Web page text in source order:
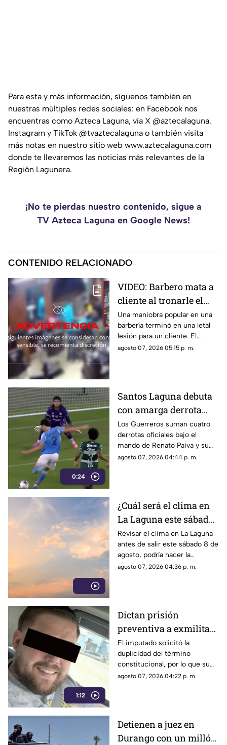
Para esta y más información, síguenos también en
nuestras múltiples redes sociales: en Facebook nos
encuentras como Azteca Laguna, vía X @aztecalaguna.
Instagram y TikTok @tvaztecalaguna o también visita
más notas en nuestro sitio web www.aztecalaguna.com
donde te llevaremos las noticias más relevantes de la
Región Lagunera.
¡No te pierdas nuestro contenido, sigue a
TV Azteca Laguna en Google News!
CONTENIDO RELACIONADO
VIDEO: Barbero mata a
cliente al tronarle el
cuello mientras le
cortaba el cabello
Una maniobra popular en una
barbería terminó en una letal
lesión para un cliente. El
momento quedó registrado
agosto 07, 2026 05:15 p. m.
0:24
Santos Laguna debuta
con amarga derrota
ante el New York City
en la Leagues Cup
Los Guerreros suman cuatro
derrotas oficiales bajo el
mando de Renato Paiva y su
próximo reto será ante el
agosto 07, 2026 04:44 p. m.
¿Cuál será el clima en
La Laguna este sábado
8 de agosto 2026?
Revisar el clima en La Laguna
antes de salir este sábado 8 de
agosto, podría hacer la
diferencia entre un día
agosto 07, 2026 04:36 p. m.
1:12
Dictan prisión
preventiva a exmilitar
estadounidense por
asesinato de tres
personas en Coahuila
El imputado solicitó la
duplicidad del término
constitucional, por lo que su
situación jurídica se definirá
agosto 07, 2026 04:22 p. m.
Detienen a juez en
Durango con un millón